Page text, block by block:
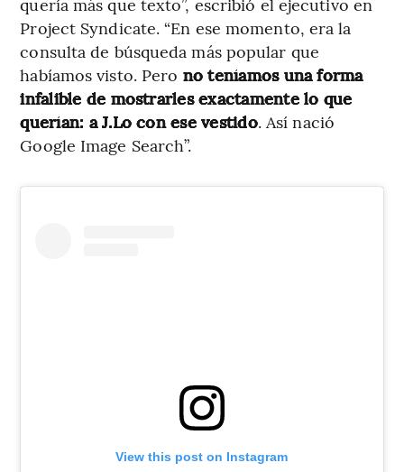
Project Syndicate. “En ese momento, era la
consulta de búsqueda más popular que
habíamos visto. Pero no teníamos una forma
infalible de mostrarles exactamente lo que
querían: a J.Lo con ese vestido. Así nació
Google Image Search”.
View this post on Instagram